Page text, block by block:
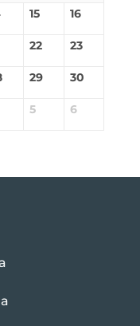
15 16
22 23
29 30
5 6